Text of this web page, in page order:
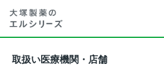
取扱い医療機関・店舗